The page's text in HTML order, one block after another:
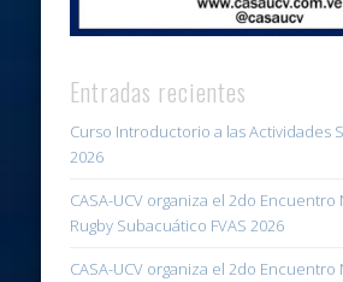
Entradas recientes
Curso Introductorio a las Actividades
2026
CASA-UCV organiza el 2do Encuentro
Rugby Subacuático FVAS 2026
CASA-UCV organiza el 2do Encuentro